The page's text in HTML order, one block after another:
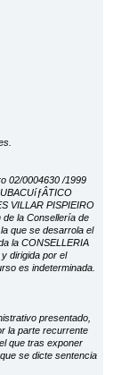
02/0004630 /1999
VILLAR PISPIEIRO
de la Consellería de
que se desarrola el
la CONSELLERIA
dirigida por el
es indeterminada.
presentado,
la parte recurrente
que tras exponer
se dicte sentencia